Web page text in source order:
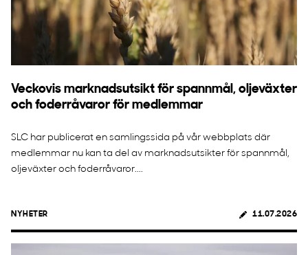
Veckovis marknadsutsikt för spannmål, oljeväxter
och foderråvaror för medlemmar
SLC har publicerat en samlingssida på vår webbplats där
medlemmar nu kan ta del av marknadsutsikter för spannmål,
oljeväxter och foderråvaror....
NYHETER 11.07.2026